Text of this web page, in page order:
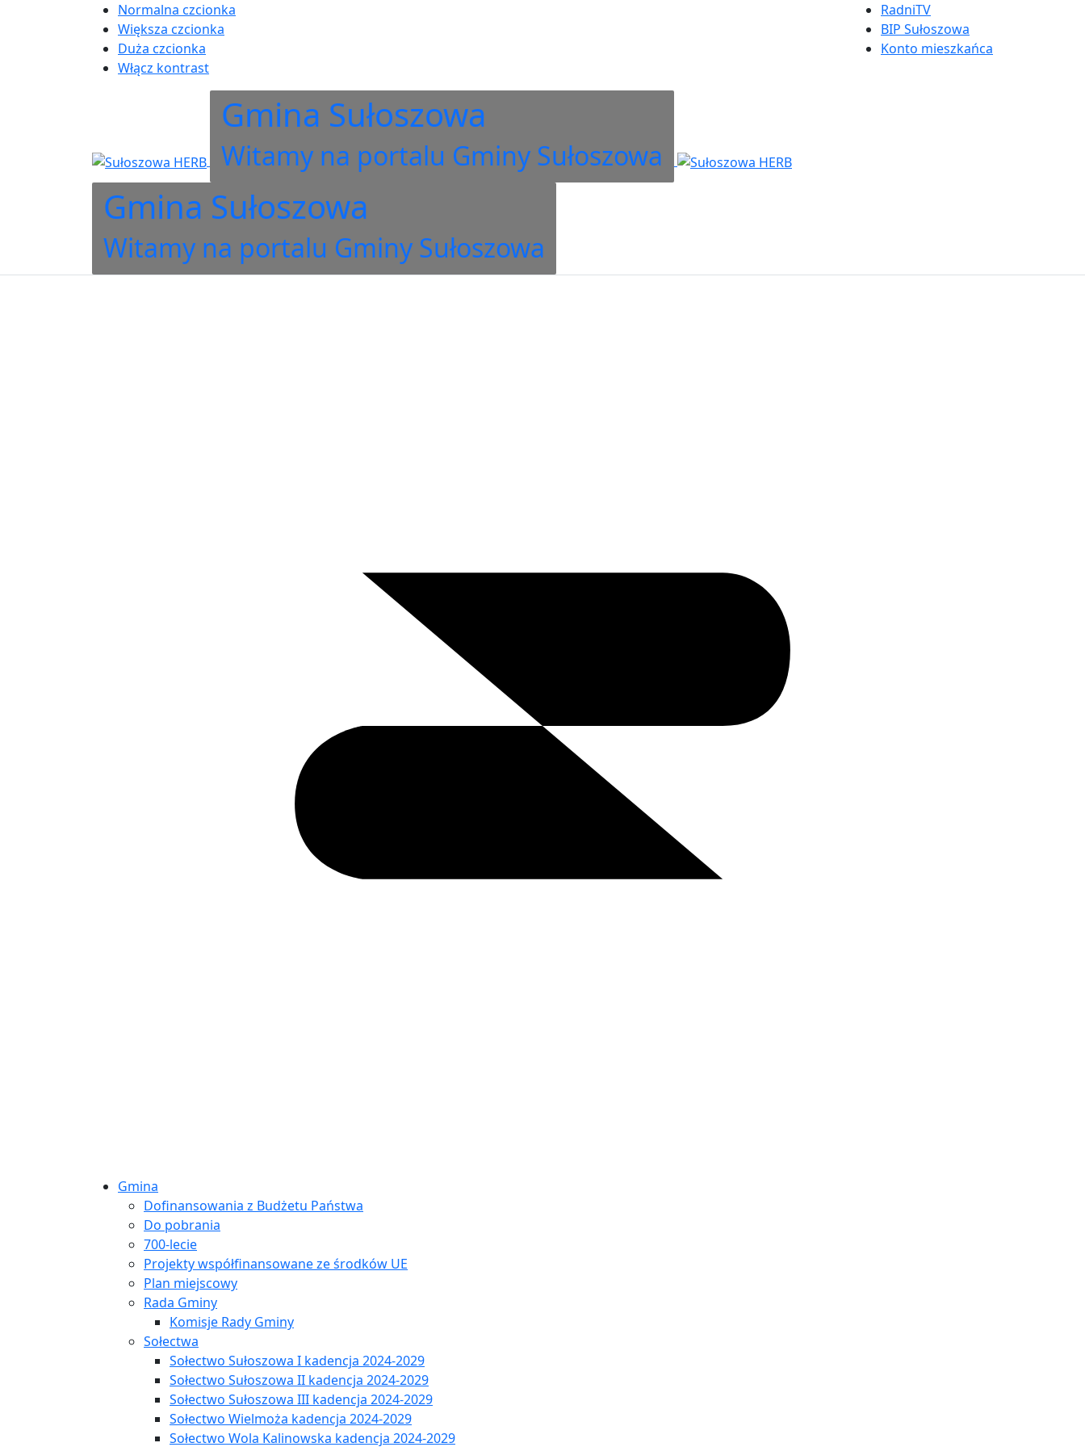
Normalna czcionka
Większa czcionka
Duża czcionka
Włącz kontrast
RadniTV
BIP Sułoszowa
Konto mieszkańca
Gmina Sułoszowa
Witamy na portalu Gminy Sułoszowa
Gmina Sułoszowa
Witamy na portalu Gminy Sułoszowa
Gmina
Dofinansowania z Budżetu Państwa
Do pobrania
700-lecie
Projekty współfinansowane ze środków UE
Plan miejscowy
Rada Gminy
Komisje Rady Gminy
Sołectwa
Sołectwo Sułoszowa I kadencja 2024-2029
Sołectwo Sułoszowa II kadencja 2024-2029
Sołectwo Sułoszowa III kadencja 2024-2029
Sołectwo Wielmoża kadencja 2024-2029
Sołectwo Wola Kalinowska kadencja 2024-2029